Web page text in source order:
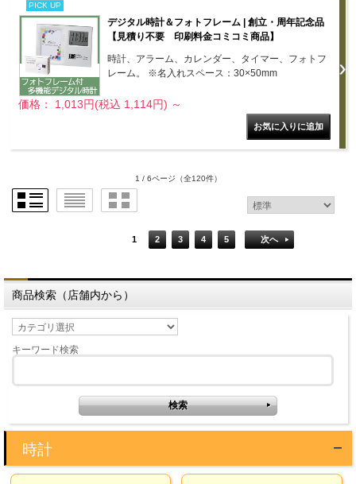
PICK UP
デジタル時計＆フォトフレーム | 創立・周年記念品
【見積り不要 印刷料金コミコミ商品】
時計、アラーム、カレンダー、タイマー、フォトフ
レーム。 ※名入れスペース：30×50mm
価格： 1,013円(税込 1,114円) ～
1 / 6ページ （全120件）
1 2 3 4 5 次へ
商品検索（店舗内から）
キーワード検索
時計